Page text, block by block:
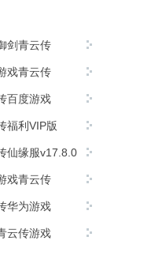
剑青云传
戏青云传
百度游戏
福利VIP版
仙缘服v17.8.0
戏青云传
华为游戏
云传游戏